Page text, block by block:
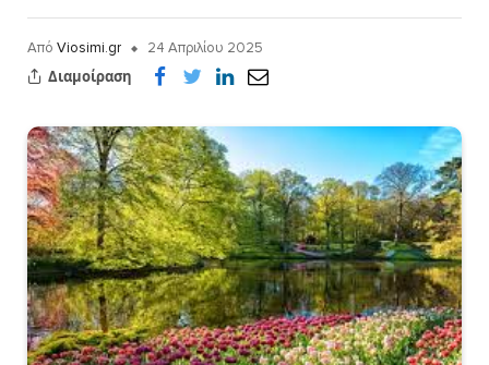
Από Viosimi.gr
24 Απριλίου 2025
Διαμοίραση